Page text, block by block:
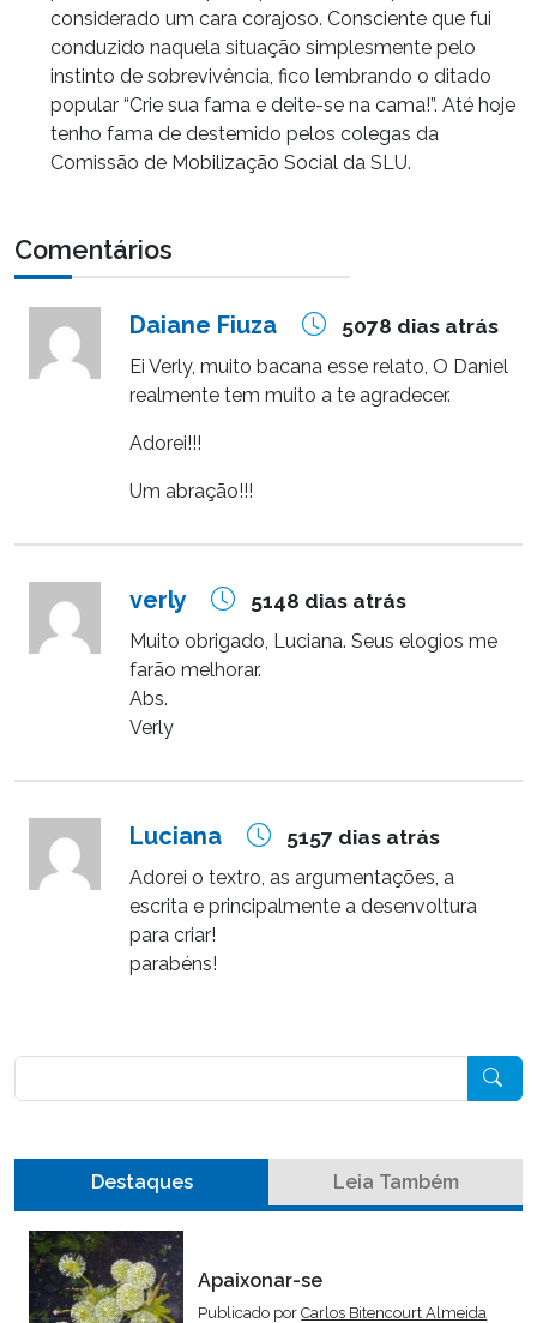
considerado um cara corajoso. Consciente que fui
conduzido naquela situação simplesmente pelo
instinto de sobrevivência, fico lembrando o ditado
popular “Crie sua fama e deite-se na cama!”. Até hoje
tenho fama de destemido pelos colegas da
Comissão de Mobilização Social da SLU.
Comentários
Daiane Fiuza 5078 dias atrás
Ei Verly, muito bacana esse relato, O Daniel
realmente tem muito a te agradecer.
Adorei!!!
Um abração!!!
verly 5148 dias atrás
Muito obrigado, Luciana. Seus elogios me
farão melhorar.
Abs.
Verly
Luciana 5157 dias atrás
Adorei o textro, as argumentações, a
escrita e principalmente a desenvoltura
para criar!
parabéns!
Destaques Leia Também
Apaixonar-se
Publicado porCarlos Bitencourt Almeida